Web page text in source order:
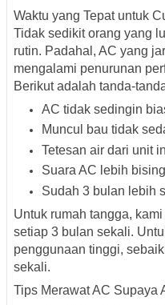
Waktu yang Tepat untuk
Tidak sedikit orang yang
rutin. Padahal, AC yang
mengalami penurunan
Berikut adalah tanda-
AC tidak sedingin
Muncul bau tidak
Tetesan air dari unit
Suara AC lebih
Sudah 3 bulan lebih
Untuk rumah tangga,
setiap 3 bulan sekali.
penggunaan tinggi,
sekali.
Tips Merawat AC Supaya